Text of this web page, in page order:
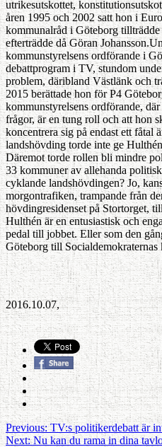
utrikesutskottet,
åren 1995 och 2002 satt hon i
kommunalråd i Göteborg
efterträdde då Göran
kommunstyrelsens ordförande i
debattprogram i TV, stundom
problem, däribland Västlänk och
2015 berättade hon för P4
kommunstyrelsens ordförande,
frågor, är en tung roll och att hon
koncentrera sig på endast ett fåtal
landshövding torde inte ge
Däremot torde rollen bli mindre
33 kommuner av allehanda
cyklande landshövdingen? Jo,
morgontrafiken, trampande från
hövdingresidenset på Stortorget,
Hulthén är en entusiastisk och
pedal till jobbet. Eller som den
Göteborg till Socialdemokraternas
2016.10.07,
Previous:TV:s politikerdebatt är
Next:Nu kan du rama in dina